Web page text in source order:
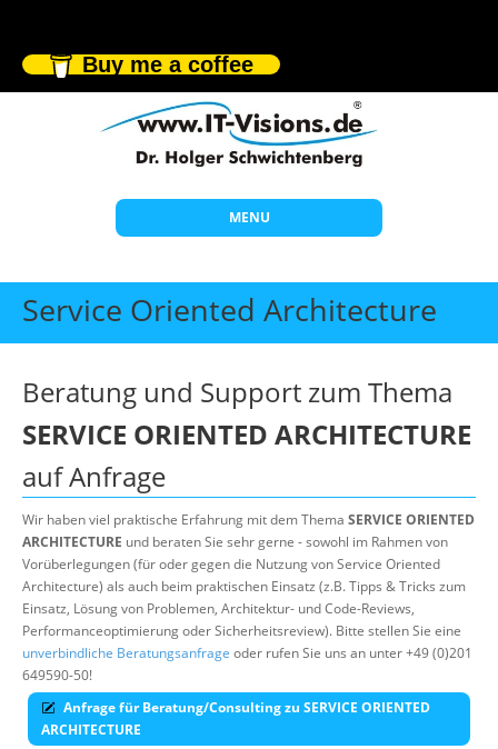
Buy me a coffee
MENU
Start
Themen
Individuelle Schulungen
Offene Seminare
Wissen
Über uns
Suche
Service Oriented Architecture
Beratung und Support zum Thema
SERVICE ORIENTED ARCHITECTURE
auf Anfrage
Wir haben viel praktische Erfahrung mit dem Thema SERVICE ORIENTED
ARCHITECTURE und beraten Sie sehr gerne - sowohl im Rahmen von
Vorüberlegungen (für oder gegen die Nutzung von Service Oriented
Architecture) als auch beim praktischen Einsatz (z.B. Tipps & Tricks zum
Einsatz, Lösung von Problemen, Architektur- und Code-Reviews,
Performanceoptimierung oder Sicherheitsreview). Bitte stellen Sie eine
unverbindliche Beratungsanfrage oder rufen Sie uns an unter +49 (0)201
649590-50!
Anfrage für Beratung/Consulting zu SERVICE ORIENTED
ARCHITECTURE